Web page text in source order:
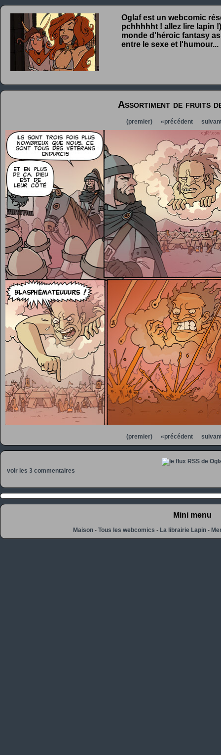
Oglaf est un webcomic
pchhhhht ! allez lire lapin
monde d'héroic fantasy
entre le sexe et l'humour...
Assortiment de fruits
(premier) «précédent
(premier) «précédent
voir les 3 commentaires
Mini menu
Maison -Tous les webcomics -La librairie Lapin -